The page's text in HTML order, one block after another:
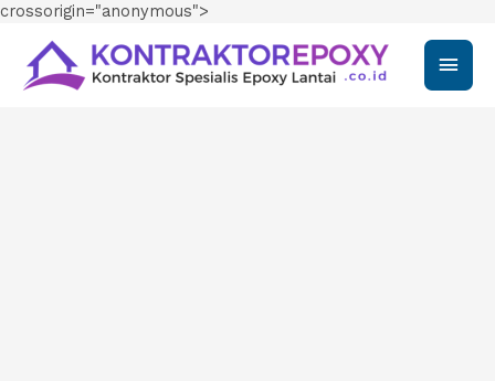
crossorigin="anonymous">
Main